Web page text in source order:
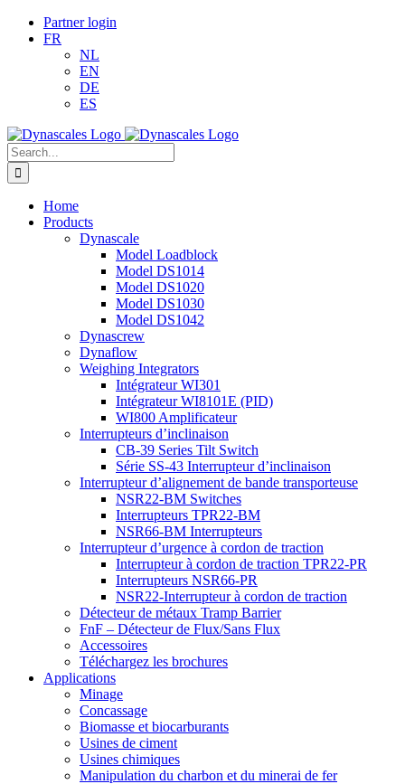
Skip
LinkedIn
Email
Partner login
FR
NL
EN
DE
ES
Search
for:
Home
Products
Dynascale
Model Loadblock
Model DS1014
Model DS1020
Model DS1030
Model DS1042
Dynascrew
Dynaflow
Weighing Integrators
Intégrateur WI301
Intégrateur WI8101E (PID)
WI800 Amplificateur
Interrupteurs d’inclinaison
CB-39 Series Tilt Switch
Série SS-43 Interrupteur d’inclinaison
Interrupteur d’alignement de bande transporteuse
NSR22-BM Switches
Interrupteurs TPR22-BM
NSR66-BM Interrupteurs
Interrupteur d’urgence à cordon de traction
Interrupteur à cordon de traction TPR22-PR
Interrupteurs NSR66-PR
NSR22-Interrupteur à cordon de traction
Détecteur de métaux Tramp Barrier
FnF – Détecteur de Flux/Sans Flux
Accessoires
Téléchargez les brochures
Applications
Minage
Concassage
Biomasse et biocarburants
Usines de ciment
Usines chimiques
Manipulation du charbon et du minerai de fer